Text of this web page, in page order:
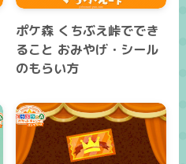
ポケ森 くちぶえ峠ででき
ること おみやげ・シール
のもらい方